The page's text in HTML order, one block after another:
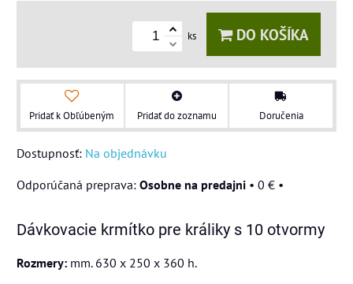
ks DO KOŠÍKA
Pridať k Obľúbeným Pridať do zoznamu Doručenia
Dostupnosť: Na objednávku
Osobne na predajni • 0 € •
Dávkovacie krmítko pre králiky s 10 otvormy
Rozmery: mm. 630 x 250 x 360 h.